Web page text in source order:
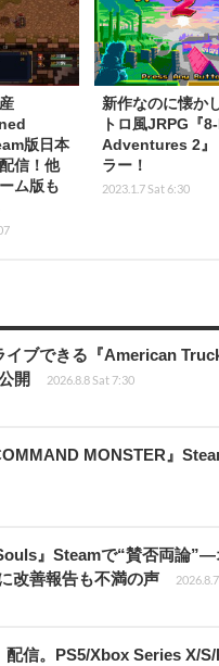
版日本
信！他
ム版も
新作なのに懐か
トロ風JRPG『
Adventures 2』
ラー！
2023.1.7 Sat 6:30
イブできる『American
開
2026.8.8 Sat 7:30
MONSTER』
』Steamで“賛否両論”―
改善報告も不満の声
配信。PS5/Xbox Series X/